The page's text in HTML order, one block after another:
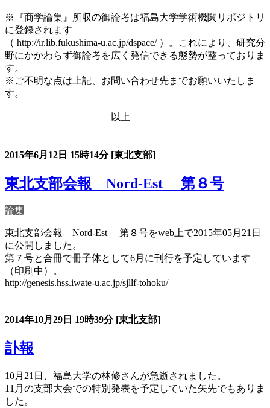
※『商学論集』所収の御論考は福島大学学術機関リポジトリ
に登録されます
（ http://ir.lib.fukushima-u.ac.jp/dspace/ ）。これにより、研究分
野にかかわらず御論考を広く発信できる態勢が整っておりま
す。
※ご不明な点は上記、お問い合わせ先までお願いいたしま
す。
以上
2015年6月12日 15時14分 [東北支部]
東北支部会報 Nord-Est 第８号
論集
東北支部会報 Nord-Est 第８号をweb上で2015年05月21日
に公開しました。
第７号と合冊で冊子体として6月に刊行を予定しています
（印刷中）。
http://genesis.hss.iwate-u.ac.jp/sjllf-tohoku/
2014年10月29日 19時39分 [東北支部]
訃報
10月21日、福島大学の林修さんが急逝されました。
11月の支部大会での特別発表を予定していた矢先でもありま
した。